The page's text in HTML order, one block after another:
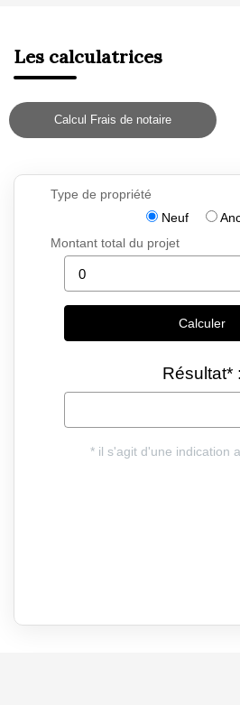
Les calculatrices
Calcul Frais de notaire